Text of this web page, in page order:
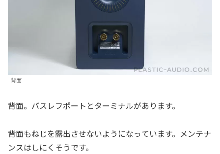
背面
背面。バスレフポートとターミナルがあります。
背面もねじを露出させないようになっています。メンテナ
ンスはしにくそうです。